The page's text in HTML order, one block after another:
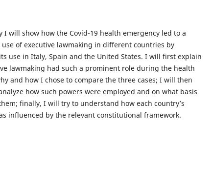
I will show how the Covid-19 health emergency led to a
of executive lawmaking in different countries by
use in Italy, Spain and the United States. I will first explain
lawmaking had such a prominent role during the health
and how I chose to compare the three cases; I will then
how such powers were employed and on what basis
finally, I will try to understand how each country’s
influenced by the relevant constitutional framework.